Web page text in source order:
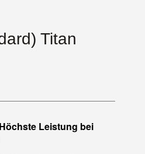
Titan
Leistung bei